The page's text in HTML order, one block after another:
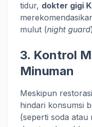
tidur, dokter gigi
mulut (night guard
3. Kontrol
Minuman
Meskipun
hindari konsumsi
(seperti soda